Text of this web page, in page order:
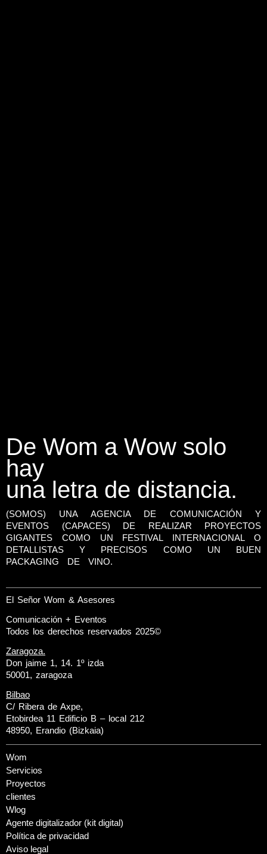
De Wom a Wow solo
hay
una letra de distancia.
(SOMOS) UNA AGENCIA DE COMUNICACIÓN Y
EVENTOS (CAPACES) DE REALIZAR PROYECTOS
GIGANTES COMO UN FESTIVAL INTERNACIONAL O
DETALLISTAS Y PRECISOS COMO UN BUEN
PACKAGING DE VINO.
El Señor Wom & Asesores
Comunicación + Eventos
Todos los derechos reservados 2025©
Zaragoza.
Don jaime 1, 14. 1º izda
50001, zaragoza
Bilbao
C/ Ribera de Axpe,
Etobirdea 11 Edificio B – local 212
48950, Erandio (Bizkaia)
Wom
Servicios
Proyectos
clientes
Wlog
Agente digitalizador (kit digital)
Política de privacidad
Aviso legal